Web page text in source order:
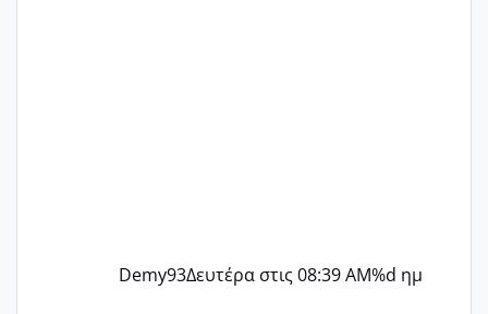
Demy93Δευτέρα στις 08:39 AM%d ημ